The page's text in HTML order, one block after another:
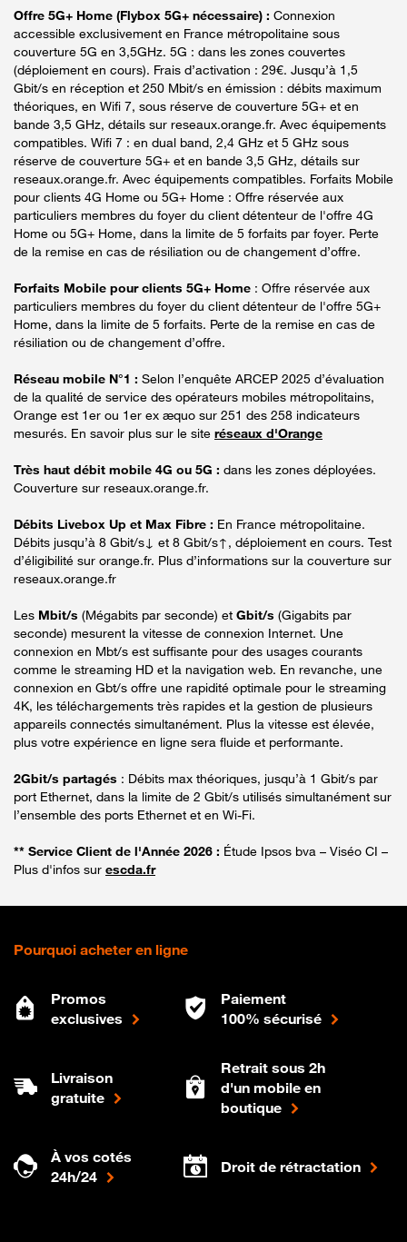
Offre 5G+ Home (Flybox 5G+ nécessaire) : Connexion
accessible exclusivement en France métropolitaine sous
couverture 5G en 3,5GHz. 5G : dans les zones couvertes
(déploiement en cours). Frais d’activation : 29€. Jusqu’à 1,5
Gbit/s en réception et 250 Mbit/s en émission : débits maximum
théoriques, en Wifi 7, sous réserve de couverture 5G+ et en
bande 3,5 GHz, détails sur reseaux.orange.fr. Avec équipements
compatibles. Wifi 7 : en dual band, 2,4 GHz et 5 GHz sous
réserve de couverture 5G+ et en bande 3,5 GHz, détails sur
reseaux.orange.fr. Avec équipements compatibles. Forfaits Mobile
pour clients 4G Home ou 5G+ Home : Offre réservée aux
particuliers membres du foyer du client détenteur de l'offre 4G
Home ou 5G+ Home, dans la limite de 5 forfaits par foyer. Perte
de la remise en cas de résiliation ou de changement d’offre.
Forfaits Mobile pour clients 5G+ Home : Offre réservée aux
particuliers membres du foyer du client détenteur de l'offre 5G+
Home, dans la limite de 5 forfaits. Perte de la remise en cas de
résiliation ou de changement d’offre.
Réseau mobile N°1 : Selon l’enquête ARCEP 2025 d’évaluation
de la qualité de service des opérateurs mobiles métropolitains,
Orange est 1er ou 1er ex æquo sur 251 des 258 indicateurs
mesurés. En savoir plus sur le site réseaux d'Orange
Très haut débit mobile 4G ou 5G : dans les zones déployées.
Couverture sur reseaux.orange.fr.
Débits Livebox Up et Max Fibre : En France métropolitaine.
Débits jusqu’à 8 Gbit/s↓ et 8 Gbit/s↑, déploiement en cours. Test
d’éligibilité sur orange.fr. Plus d’informations sur la couverture sur
reseaux.orange.fr
Les Mbit/s (Mégabits par seconde) et Gbit/s (Gigabits par
seconde) mesurent la vitesse de connexion Internet. Une
connexion en Mbt/s est suffisante pour des usages courants
comme le streaming HD et la navigation web. En revanche, une
connexion en Gbt/s offre une rapidité optimale pour le streaming
4K, les téléchargements très rapides et la gestion de plusieurs
appareils connectés simultanément. Plus la vitesse est élevée,
plus votre expérience en ligne sera fluide et performante.
2Gbit/s partagés : Débits max théoriques, jusqu’à 1 Gbit/s par
port Ethernet, dans la limite de 2 Gbit/s utilisés simultanément sur
l’ensemble des ports Ethernet et en Wi-Fi.
** Service Client de l'Année 2026 : Étude Ipsos bva – Viséo CI –
Plus d'infos sur escda.fr
Pourquoi acheter en ligne
Promos
exclusives
Paiement
100% sécurisé
Livraison
gratuite
Retrait sous 2h
d'un mobile en
boutique
À vos cotés
24h/24
Droit de rétractation